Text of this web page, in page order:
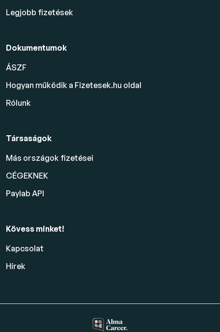
Legjobb fizetések
Dokumentumok
ÁSZF
Hogyan működik a Fizetesek.hu oldal
Rólunk
Társaságok
Más országok fizetései
CÉGEKNEK
Paylab API
Kövess minket!
Kapcsolat
Hírek